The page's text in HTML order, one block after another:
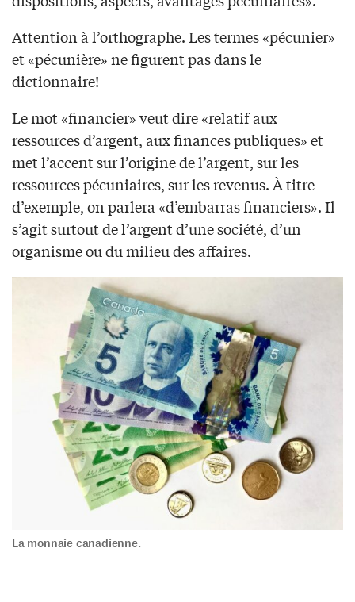
Attention à l’orthographe. Les termes «pécunier»
et «pécunière» ne figurent pas dans le
dictionnaire!
Le mot «financier» veut dire «relatif aux
ressources d’argent, aux finances publiques» et
met l’accent sur l’origine de l’argent, sur les
ressources pécuniaires, sur les revenus. À titre
d’exemple, on parlera «d’embarras financiers». Il
s’agit surtout de l’argent d’une société, d’un
organisme ou du milieu des affaires.
La monnaie canadienne.